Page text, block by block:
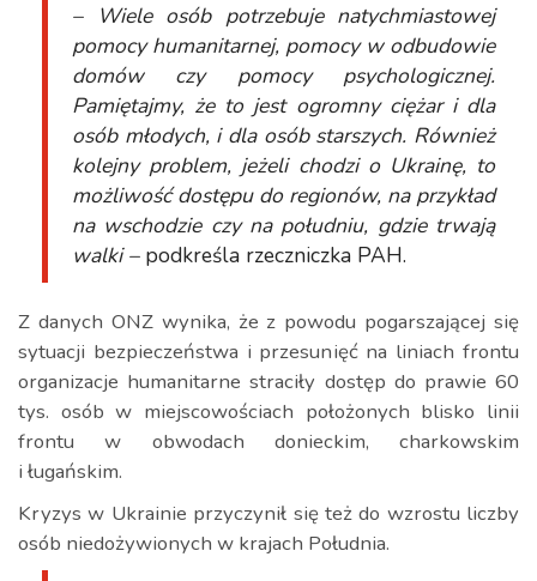
– Wiele osób potrzebuje natychmiastowej
pomocy humanitarnej, pomocy w odbudowie
domów czy pomocy psychologicznej.
Pamiętajmy, że to jest ogromny ciężar i dla
osób młodych, i dla osób starszych. Również
kolejny problem, jeżeli chodzi o Ukrainę, to
możliwość dostępu do regionów, na przykład
na wschodzie czy na południu, gdzie trwają
walki –podkreśla rzeczniczka PAH.
Z danych ONZ wynika, że z powodu pogarszającej się
sytuacji bezpieczeństwa i przesunięć na liniach frontu
organizacje humanitarne straciły dostęp do prawie 60
tys. osób w miejscowościach położonych blisko linii
frontu w obwodach donieckim, charkowskim
i ługańskim.
Kryzys w Ukrainie przyczynił się też do wzrostu liczby
osób niedożywionych w krajach Południa.